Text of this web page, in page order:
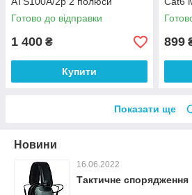
Готово до відправки
1 400 ₴
Купити
899
Показати ще
Новини
16.06.2022
Тактичне спорядження